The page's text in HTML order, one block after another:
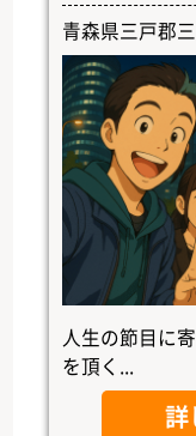
青森県三戸郡
人生の節目に
を頂く...
詳